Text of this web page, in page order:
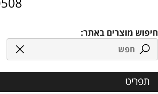
מוצרים באתר:
תפריט